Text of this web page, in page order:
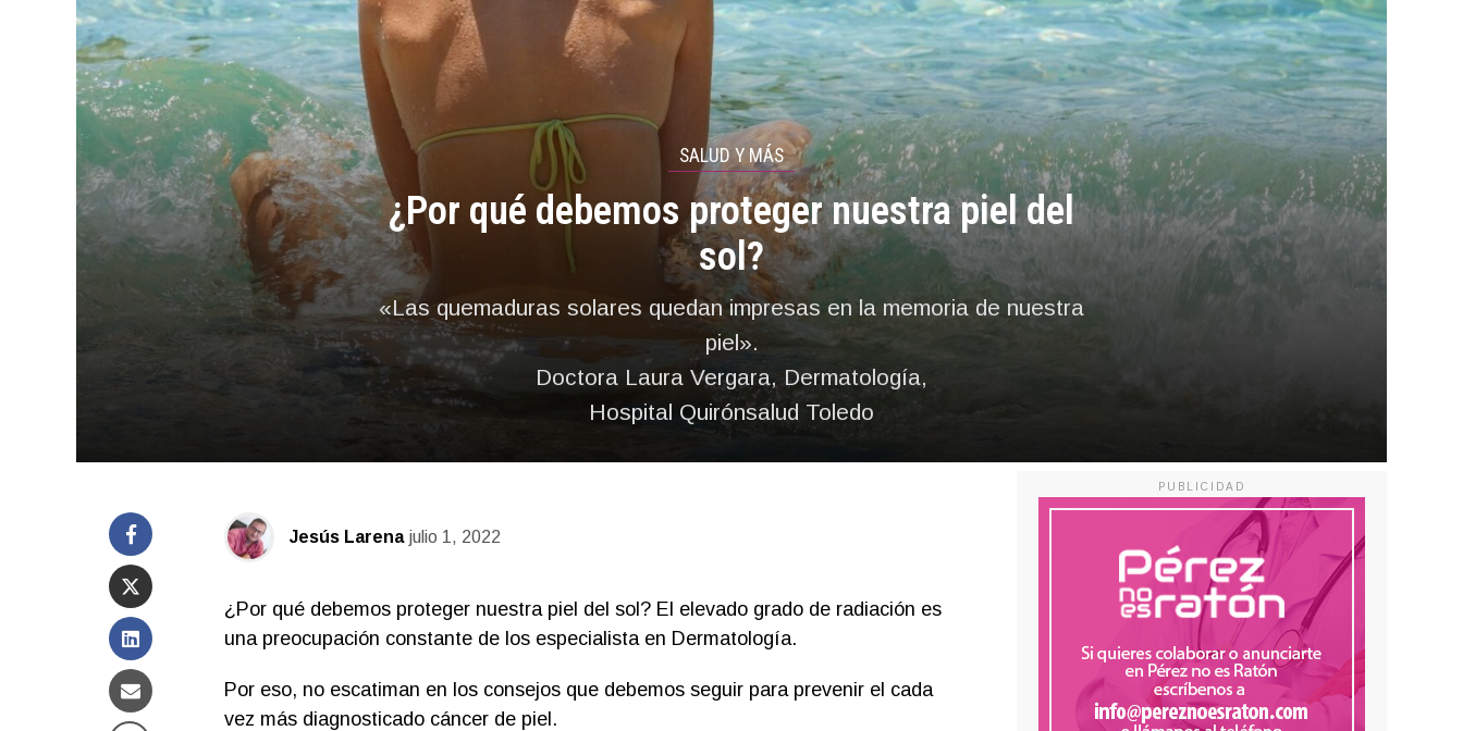
SALUD Y MÁS
¿Por qué debemos proteger nuestra piel del
sol?
«Las quemaduras solares quedan impresas en la memoria de nuestra
piel».
Doctora Laura Vergara, Dermatología,
Hospital Quirónsalud Toledo
Jesús Larena julio 1, 2022
¿Por qué debemos proteger nuestra piel del sol? El elevado grado de radiación es
una preocupación constante de los especialista en Dermatología.
Por eso, no escatiman en los consejos que debemos seguir para prevenir el cada
vez más diagnosticado cáncer de piel.
PUBLICIDAD